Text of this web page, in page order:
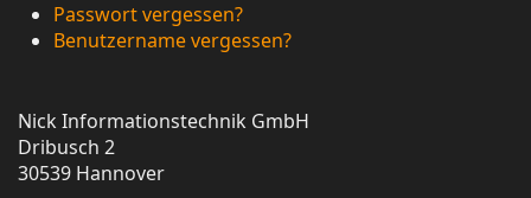
Passwort vergessen?
Benutzername vergessen?
Nick Informationstechnik GmbH
Dribusch 2
30539 Hannover